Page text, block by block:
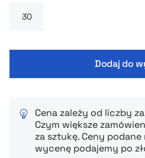
Dodaj do
Cena zależy od liczby
Czym większe
za sztukę. Ceny
wycenę podajemy po